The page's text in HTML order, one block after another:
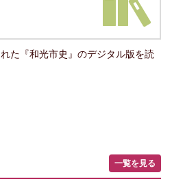
た『和光市史』のデジタル版を読
一覧を見る